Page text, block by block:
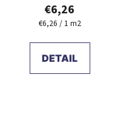
€6,26
Jednotková
€6,26 / 1 m2
DETAIL